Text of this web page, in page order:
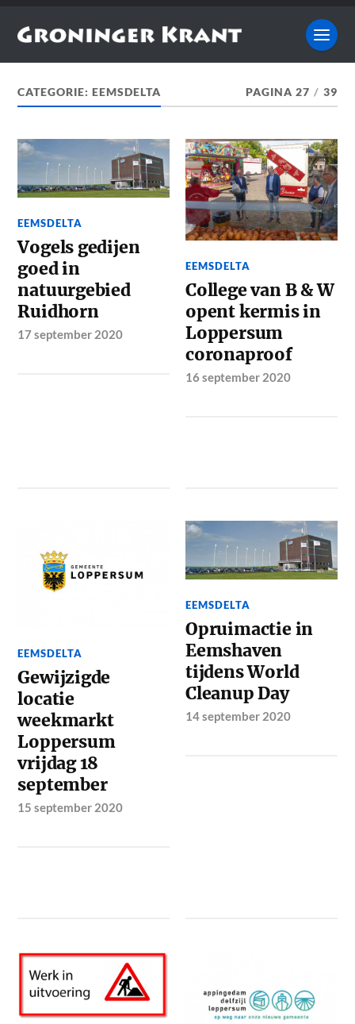
CATEGORIE:EEMSDELTA PAGINA 27 / 39
EEMSDELTA
Vogels gedijen
goed in
natuurgebied
Ruidhorn
17 september 2020
EEMSDELTA
College van B & W
opent kermis in
Loppersum
coronaproof
16 september 2020
EEMSDELTA
Gewijzigde
locatie
weekmarkt
Loppersum
vrijdag 18
september
15 september 2020
EEMSDELTA
Opruimactie in
Eemshaven
tijdens World
Cleanup Day
14 september 2020